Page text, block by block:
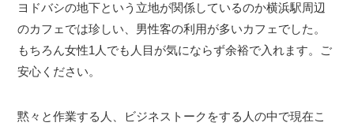
ヨドバシの地下という立地が関係しているのか横浜駅周辺
のカフェでは珍しい、男性客の利用が多いカフェでした。
もちろん女性1人でも人目が気にならず余裕で入れます。ご
安心ください。
黙々と作業する人、ビジネストークをする人の中で現在こ